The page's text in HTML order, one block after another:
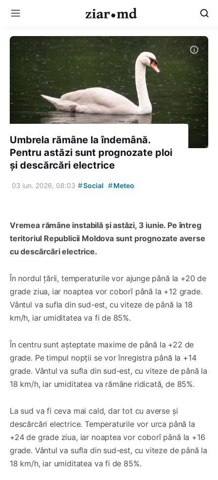
Umbrela rămâne la îndemână.
Pentru astăzi sunt prognozate ploi
și descărcări electrice
03 iun. 2026, 08:03 #Social #Meteo
Vremea rămâne instabilă și astăzi, 3 iunie. Pe întreg
teritoriul Republicii Moldova sunt prognozate averse
cu descărcări electrice.
În nordul țării, temperaturile vor ajunge până la +20 de
grade ziua, iar noaptea vor coborî până la +12 grade.
Vântul va sufla din sud-est, cu viteze de până la 18
km/h, iar umiditatea va fi de 85%.
În centru sunt așteptate maxime de până la +22 de
grade. Pe timpul nopții se vor înregistra până la +14
grade. Vântul va sufla din sud-est, cu viteze de până la
18 km/h, iar umiditatea va rămâne ridicată, de 85%.
La sud va fi ceva mai cald, dar tot cu averse și
descărcări electrice. Temperaturile vor urca până la
+24 de grade ziua, iar noaptea vor coborî până la +16
grade. Vântul va sufla din sud-est, cu viteze de până la
18 km/h, iar umiditatea va fi de 85%.